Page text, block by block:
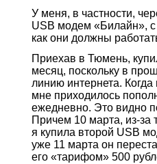
У меня, в частности,
USB модем «Билайн»,
как они должны
Приехав в Тюмень,
месяц, поскольку в
линию интернета.
мне приходилось
ежедневно. Это видно
Причем 10 марта, из-за
я купила второй USB
уже 11 марта он
его «тарифом» 500